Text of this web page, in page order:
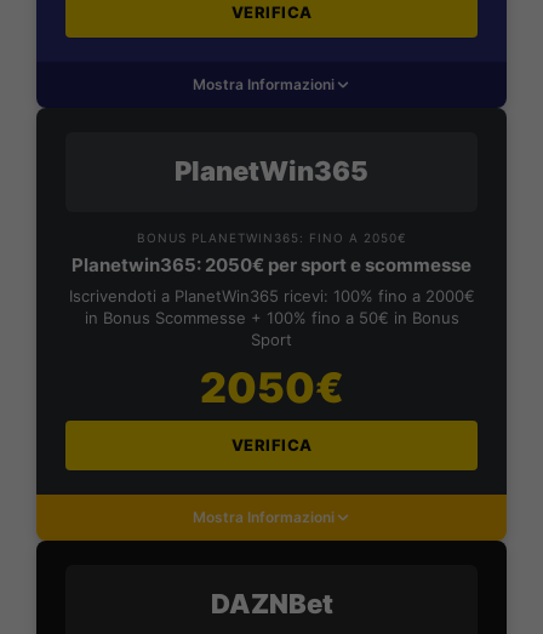
VERIFICA
Mostra Informazioni
PlanetWin365
BONUS PLANETWIN365: FINO A 2050€
Planetwin365: 2050€ per sport e scommesse
Iscrivendoti a PlanetWin365 ricevi: 100% fino a 2000€
in Bonus Scommesse + 100% fino a 50€ in Bonus
Sport
2050€
VERIFICA
Mostra Informazioni
DAZNBet